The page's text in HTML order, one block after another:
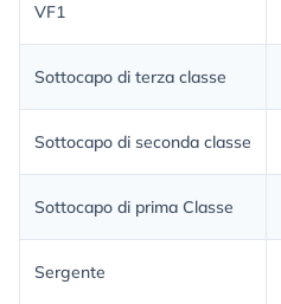
VF1
Sottocapo di terza classe
Sottocapo di seconda classe
Sottocapo di prima Classe
Sergente